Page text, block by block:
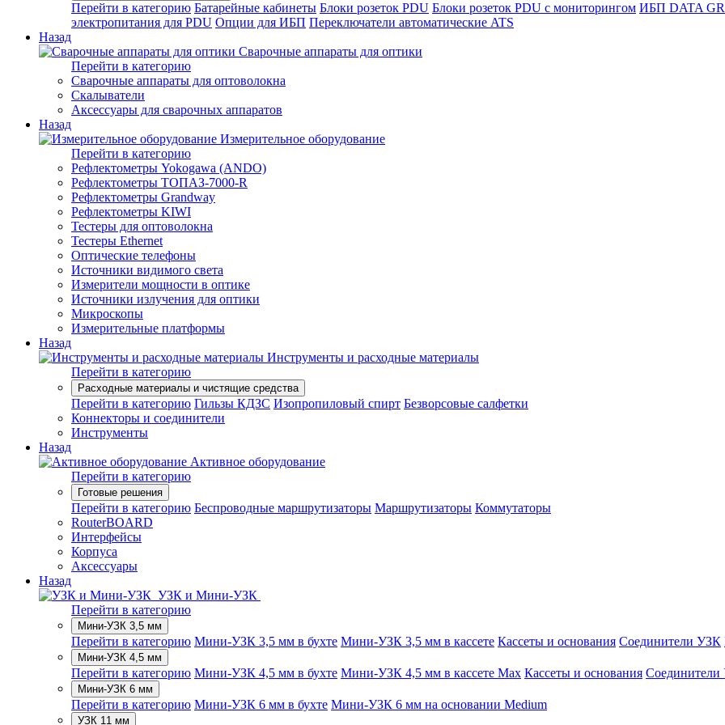
Перейти в категорию Батарейные кабинеты Блоки розеток PDU Блоки розеток PDU с мониторингом ИБП DATA
электропитания для PDU Опции для ИБП Переключатели автоматические ATS
Назад
Сварочные аппараты для оптики
Перейти в категорию
Сварочные аппараты для оптоволокна
Скалыватели
Аксессуары для сварочных аппаратов
Назад
Измерительное оборудование
Перейти в категорию
Рефлектометры Yokogawa (ANDO)
Рефлектометры ТОПАЗ-7000-R
Рефлектометры Grandway
Рефлектометры KIWI
Тестеры для оптоволокна
Тестеры Ethernet
Оптические телефоны
Источники видимого света
Измерители мощности в оптике
Источники излучения для оптики
Микроскопы
Измерительные платформы
Назад
Инструменты и расходные материалы
Перейти в категорию
Расходные материалы и чистящие средства
Перейти в категорию Гильзы КДЗС Изопропиловый спирт Безворсовые салфетки
Коннекторы и соединители
Инструменты
Назад
Активное оборудование
Перейти в категорию
Готовые решения
Перейти в категорию Беспроводные маршрутизаторы Маршрутизаторы Коммутаторы
RouterBOARD
Интерфейсы
Корпуса
Аксессуары
Назад
УЗК и Мини-УЗК
Перейти в категорию
Мини-УЗК 3,5 мм
Перейти в категорию Мини-УЗК 3,5 мм в бухте Мини-УЗК 3,5 мм в кассете Кассеты и основания Соединители УЗК
Мини-УЗК 4,5 мм
Перейти в категорию Мини-УЗК 4,5 мм в бухте Мини-УЗК 4,5 мм в кассете Max Кассеты и основания
Мини-УЗК 6 мм
Перейти в категорию Мини-УЗК 6 мм в бухте Мини-УЗК 6 мм на основании Medium
УЗК 11 мм